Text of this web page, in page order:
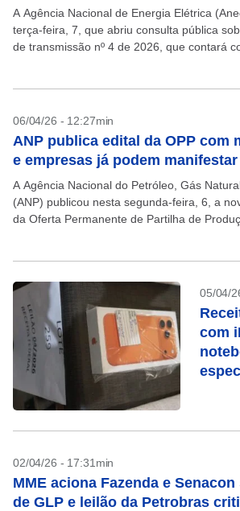
A Agência Nacional de Energia Elétrica
terça-feira, 7, que abriu consulta pública
de transmissão nº 4 de 2026, que contará
06/04/26 - 12:27min
ANP publica edital da OPP com
e empresas já podem
A Agência Nacional do Petróleo, Gás
(ANP) publicou nesta segunda-feira, 6, a
da Oferta Permanente de Partilha de
05/04/
com
02/04/26 - 17:31min
MME aciona Fazenda e
de GLP e leilão da Petrobras